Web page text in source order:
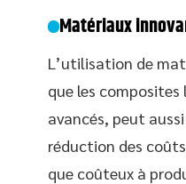
Matériaux
L’utilisation de
que les composites
avancés, peut
réduction des
que coûteux à